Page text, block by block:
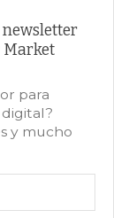
newsletter
Market
para
y mucho